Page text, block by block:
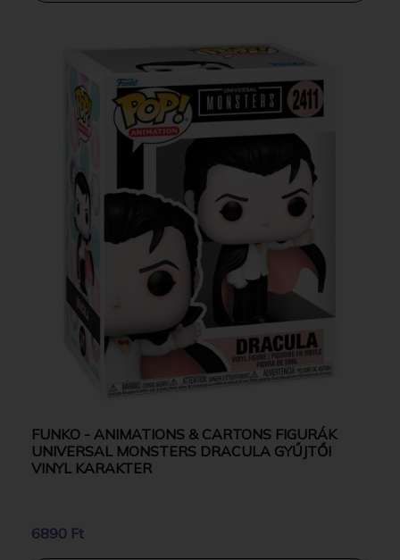
FUNKO - ANIMATIONS & CARTONS FIGURÁK
UNIVERSAL MONSTERS DRACULA GYŰJTŐI
VINYL KARAKTER
6890 Ft